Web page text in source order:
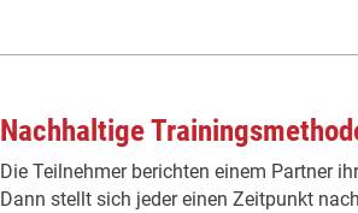
Nachhaltige
Die Teilnehmer berichten einem Partner
Dann stellt sich jeder einen Zeitpunkt